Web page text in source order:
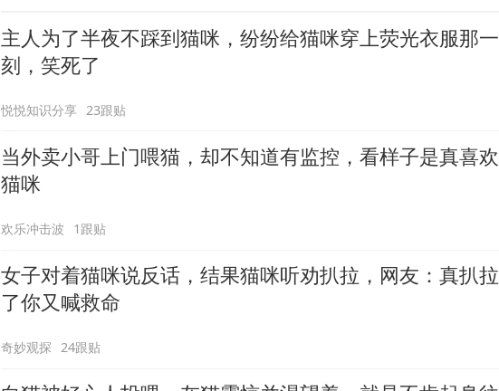
主人为了半夜不踩到猫咪，纷纷给猫咪穿上荧光衣服那一
刻，笑死了
悦悦知识分享 23跟贴
当外卖小哥上门喂猫，却不知道有监控，看样子是真喜欢
猫咪
欢乐冲击波 1跟贴
女子对着猫咪说反话，结果猫咪听劝扒拉，网友：真扒拉
了你又喊救命
奇妙观探 24跟贴